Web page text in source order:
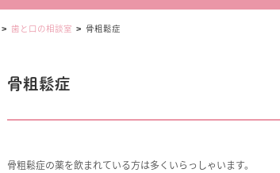
歯と口の相談室 骨粗鬆症
骨粗鬆症
骨粗鬆症の薬を飲まれている方は多くいらっしゃいます。